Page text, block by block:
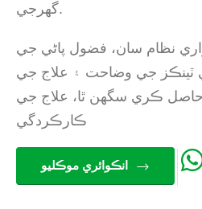
گهرجي.
نظام سان، فضول پاڻي جي
ٽينڪز جي وضاحت ۽ علاج جي
ڪري سگھن ٿا، علاج جي
ڪارڪردگي
انڪوائري موڪليو